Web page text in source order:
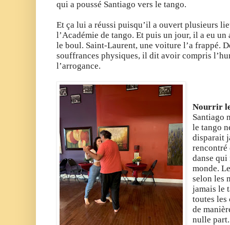
qui a poussé Santiago vers le tango.
Et ça lui a réussi puisqu’il a ouvert plusieurs
l’Académie de tango. Et puis un jour, il a eu
le boul. Saint-Laurent, une voiture l’a frappé.
souffrances physiques, il dit avoir compris
l’arrogance.
Nourrir
Santiago
le tango
disparait
rencontré
danse qui
monde.
selon les
jamais le
toutes les
de
nulle part.